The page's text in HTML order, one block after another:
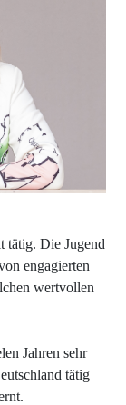
tätig. Die Jugend
engagierten
wertvollen
Jahren sehr
tätig